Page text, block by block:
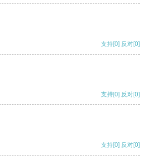
支持[0] 反对[0]
支持[0] 反对[0]
支持[0] 反对[0]